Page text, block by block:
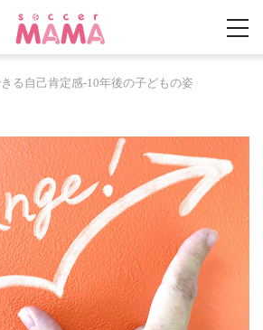
る自己肯定感-10年後の子どもの姿